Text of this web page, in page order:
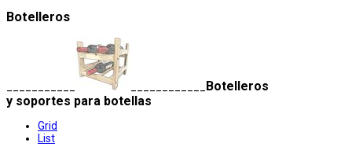
Botelleros
Botelleros
y soportes para botellas
Grid
List